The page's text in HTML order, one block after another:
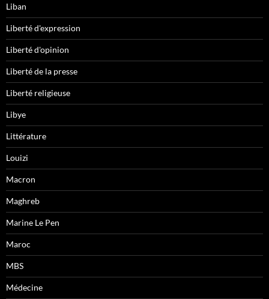
Liban
Liberté d'expression
Liberté d'opinion
Liberté de la presse
Liberté religieuse
Libye
Littérature
Louizi
Macron
Maghreb
Marine Le Pen
Maroc
MBS
Médecine